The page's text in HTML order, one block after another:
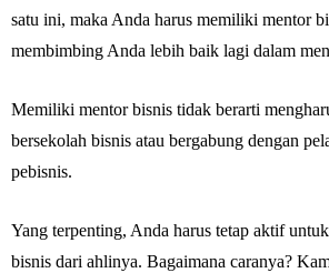
satu ini, maka Anda harus memiliki mentor
membimbing Anda lebih baik lagi dalam
Memiliki mentor bisnis tidak berarti
bersekolah bisnis atau bergabung dengan
pebisnis.
Yang terpenting, Anda harus tetap aktif
bisnis dari ahlinya. Bagaimana caranya?